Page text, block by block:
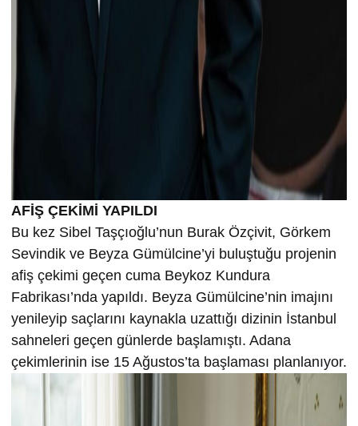
AFİŞ ÇEKİMİ YAPILDI
Bu kez Sibel Taşçıoğlu’nun Burak Özçivit, Görkem
Sevindik ve Beyza Gümülcine’yi buluştuğu projenin
afiş çekimi geçen cuma Beykoz Kundura
Fabrikası’nda yapıldı. Beyza Gümülcine’nin imajını
yenileyip saçlarını kaynakla uzattığı dizinin İstanbul
sahneleri geçen günlerde başlamıştı. Adana
çekimlerinin ise 15 Ağustos’ta başlaması planlanıyor.